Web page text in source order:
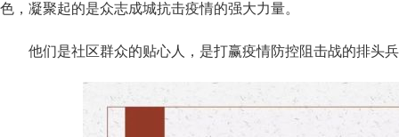
色，凝聚起的是众志成城抗击疫情的强大力量。
他们是社区群众的贴心人，是打赢疫情防控阻击战的排头